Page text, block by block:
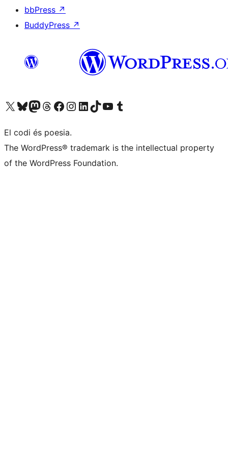
bbPress ↗
BuddyPress ↗
Visiteu el nostre compte X (abans Twitter)
Visiteu el nostre compte de Bluesky
Visiteu el nostre compte al Mastodon
Visiteu el nostre compte de Threads
Visiteu la nostra pàgina al Facebook
Visiteu el nostre compte d'Instagram
Visiteu el nostre compte de LinkedIn
Visiteu el nostre compte de TikTok
Visiteu el nostre canal al YouTube
Visiteu el nostre compte de Tumblr
El codi és poesia.
The WordPress® trademark is the intellectual property
of the WordPress Foundation.